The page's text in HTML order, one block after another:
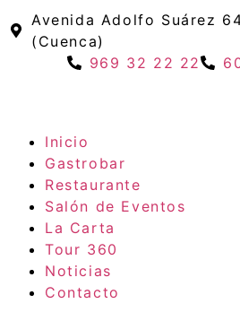
Avenida Adolfo Suárez
(Cuenca)
969 32 22 22
Inicio
Gastrobar
Restaurante
Salón de Eventos
La Carta
Tour 360
Noticias
Contacto